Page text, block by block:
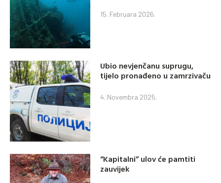
15. Februara 2026.
Ubio nevjenčanu suprugu,
tijelo pronađeno u zamrzivaču
4. Novembra 2025.
“Kapitalni” ulov će pamtiti
zauvijek